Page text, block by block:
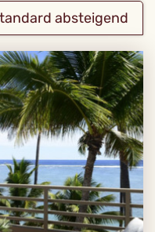
absteigend